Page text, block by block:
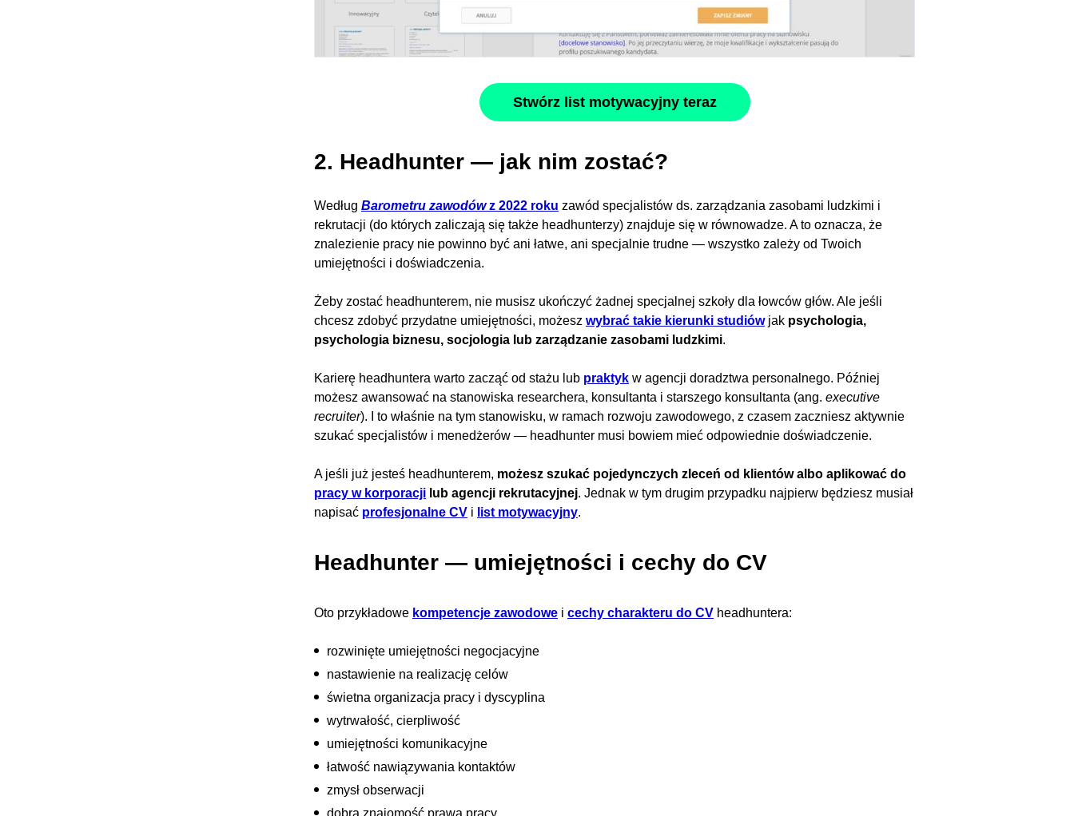
Stwórz list motywacyjny teraz
2. Headhunter — jak nim zostać?
Według Barometru zawodówz 2022 roku zawód specjalistów ds. zarządzania zasobami ludzkimi i
rekrutacji (do których zaliczają się także headhunterzy) znajduje się w równowadze. A to oznacza, że
znalezienie pracy nie powinno być ani łatwe, ani specjalnie trudne — wszystko zależy od Twoich
umiejętności i doświadczenia.
Żeby zostać headhunterem, nie musisz ukończyć żadnej specjalnej szkoły dla łowców głów. Ale jeśli
chcesz zdobyć przydatne umiejętności, możesz wybrać takie kierunki studiówjak psychologia,
psychologia biznesu, socjologia lub zarządzanie zasobami ludzkimi.
Karierę headhuntera warto zacząć od stażu lub praktyk w agencji doradztwa personalnego. Później
możesz awansować na stanowiska researchera, konsultanta i starszego konsultanta (ang. executive
recruiter). I to właśnie na tym stanowisku, w ramach rozwoju zawodowego, z czasem zaczniesz aktywnie
szukać specjalistów i menedżerów — headhunter musi bowiem mieć odpowiednie doświadczenie.
A jeśli już jesteś headhunterem, możesz szukać pojedynczych zleceń od klientów albo aplikować do
pracy w korporacji lub agencji rekrutacyjnej. Jednak w tym drugim przypadku najpierw będziesz musiał
napisać profesjonalne CV i list motywacyjny.
Headhunter — umiejętności i cechy do CV
Oto przykładowe kompetencje zawodowe i cechy charakteru do CV headhuntera:
rozwinięte umiejętności negocjacyjne
nastawienie na realizację celów
świetna organizacja pracy i dyscyplina
wytrwałość, cierpliwość
umiejętności komunikacyjne
łatwość nawiązywania kontaktów
zmysł obserwacji